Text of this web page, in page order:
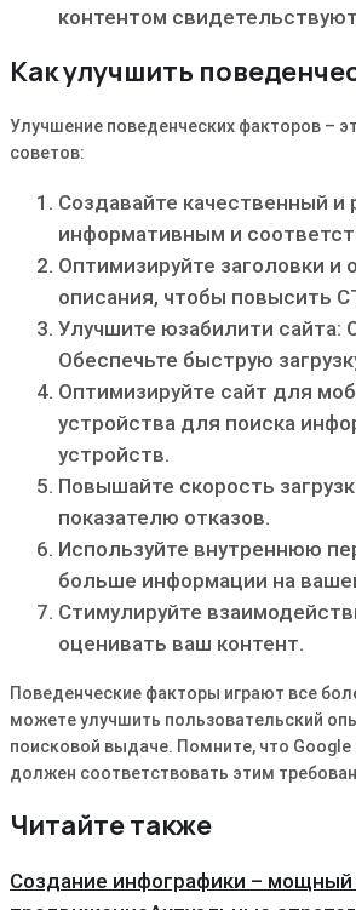
контентом
Как улучшить
Улучшение поведенческих факторов –
советов:
Создавайте качественный
информативным и
Оптимизируйте заголовки и
описания, чтобы повысить
Улучшите юзабилити сайта:
Обеспечьте быструю
Оптимизируйте сайт для
устройства для поиска
устройств.
Повышайте скорость
показателю отказов.
Используйте внутреннюю
больше информации на
Стимулируйте
оценивать ваш контент.
Поведенческие факторы играют все
можете улучшить пользовательский
поисковой выдаче. Помните, что
должен соответствовать этим
Читайте также
Создание инфографики –